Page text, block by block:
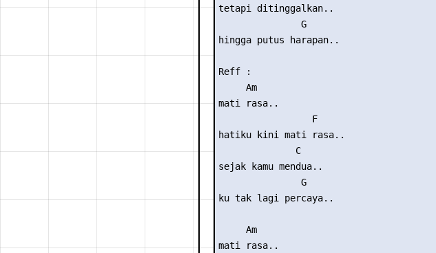
tetapi ditinggalkan..
               G
hingga putus harapan..
Reff :
     Am
mati rasa..
                 F
hatiku kini mati rasa..
              C
sejak kamu mendua..
               G
ku tak lagi percaya..
     Am
mati rasa..